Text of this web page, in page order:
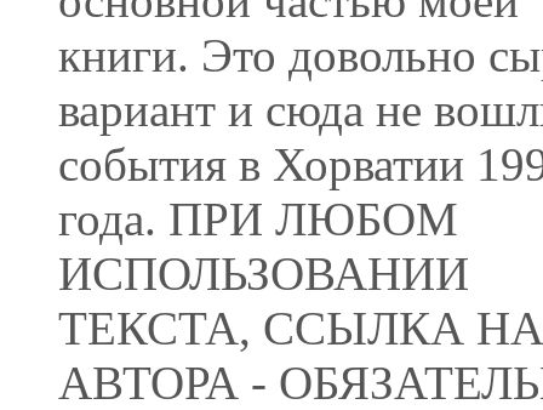
книги. Это довольно
вариант и сюда не
события в Хорватии
года. ПРИ ЛЮБОМ
ИСПОЛЬЗОВАНИИ
ТЕКСТА, ССЫЛКА НА
АВТОРА -